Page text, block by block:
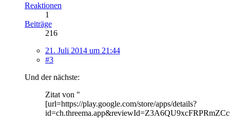
Reaktionen
1
Beiträge
216
21. Juli 2014 um 21:44
#3
Und der nächste:
Zitat von "
[url=https://play.google.com/store/apps/details?